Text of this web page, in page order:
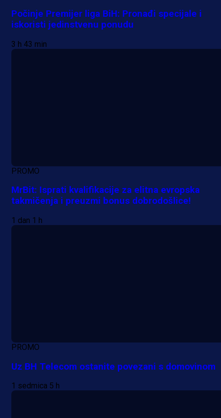
Počinje Premijer liga BiH: Pronađi specijale i
iskoristi jedinstvenu ponudu
3 h 43 min
PROMO
MrBit: Isprati kvalifikacije za elitna evropska
takmičenja i preuzmi bonus dobrodošlice!
1 dan 1 h
PROMO
Uz BH Telecom ostanite povezani s domovinom
1 sedmica 5 h